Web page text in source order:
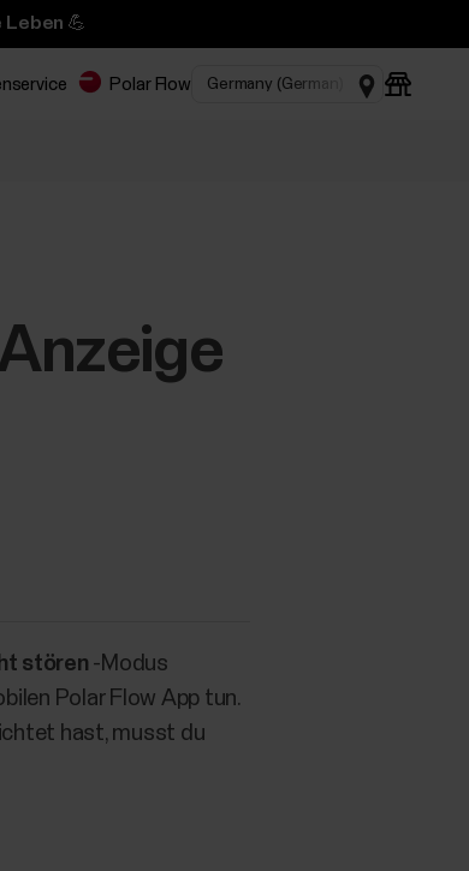
Leben 💪
Polar Flow
stören -Modus
Polar Flow App tun.
hast, musst du